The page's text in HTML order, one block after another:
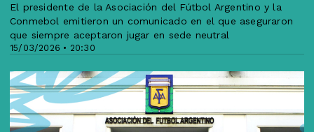
15/03/2026 • 20:30
El presidente de la Asociación del Fútbol Argentino y la
Conmebol emitieron un comunicado en el que aseguraron
que siempre aceptaron jugar en sede neutral